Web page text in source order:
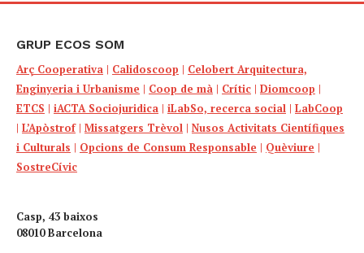
GRUP ECOS SOM
Arç Cooperativa | Calidoscoop | Celobert Arquitectura,
Enginyeria i Urbanisme | Coop de mà | Crític | Diomcoop |
ETCS | iACTA Sociojuridica | iLabSo, recerca social | LabCoop
| L’Apòstrof| Missatgers Trèvol | Nusos Activitats Científiques
i Culturals | Opcions de Consum Responsable | Quèviure |
SostreCívic
Casp, 43 baixos
08010 Barcelona